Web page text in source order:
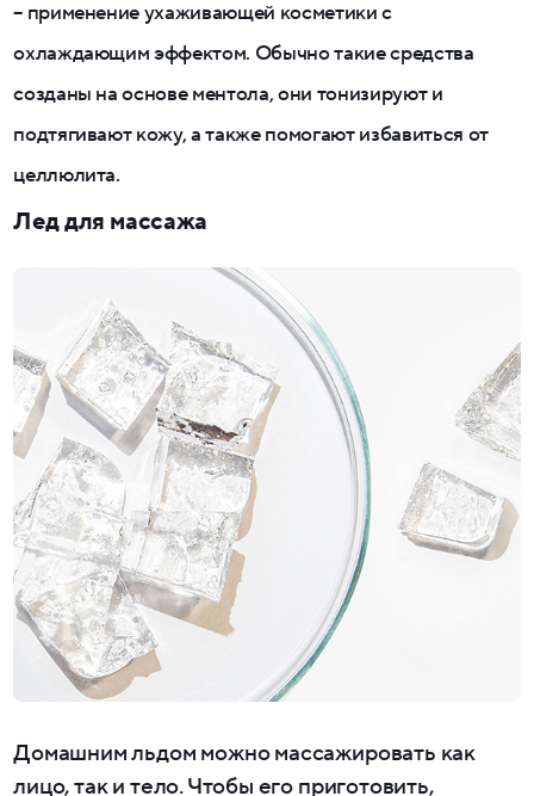
– применение ухаживающей косметики с
охлаждающим эффектом. Обычно такие средства
созданы на основе ментола, они тонизируют и
подтягивают кожу, а также помогают избавиться от
целлюлита.
Лед для массажа
Домашним льдом можно массажировать как
лицо, так и тело. Чтобы его приготовить,